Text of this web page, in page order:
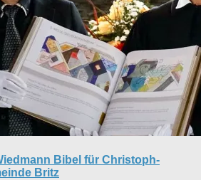
Bibel für Christoph-
Britz